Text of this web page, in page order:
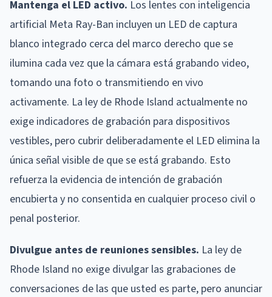
Mantenga el LED activo. Los lentes con inteligencia
artificial Meta Ray-Ban incluyen un LED de captura
blanco integrado cerca del marco derecho que se
ilumina cada vez que la cámara está grabando video,
tomando una foto o transmitiendo en vivo
activamente. La ley de Rhode Island actualmente no
exige indicadores de grabación para dispositivos
vestibles, pero cubrir deliberadamente el LED elimina la
única señal visible de que se está grabando. Esto
refuerza la evidencia de intención de grabación
encubierta y no consentida en cualquier proceso civil o
penal posterior.
Divulgue antes de reuniones sensibles. La ley de
Rhode Island no exige divulgar las grabaciones de
conversaciones de las que usted es parte, pero anunciar